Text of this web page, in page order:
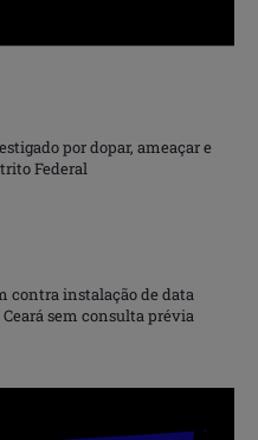
por dopar, ameaçar e
Federal
contra instalação de data
sem consulta prévia